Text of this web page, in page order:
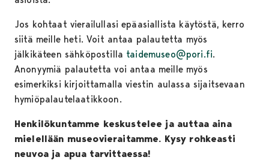
Jos kohtaat vierailullasi epäasiallista käytöstä, kerro
siitä meille heti. Voit antaa palautetta myös
jälkikäteen sähköpostilla taidemuseo@pori.fi.
Anonyymiä palautetta voi antaa meille myös
esimerkiksi kirjoittamalla viestin aulassa sijaitsevaan
hymiöpalautelaatikkoon.
Henkilökuntamme keskustelee ja auttaa aina
mielellään museovieraitamme. Kysy rohkeasti
neuvoa ja apua tarvittaessa!